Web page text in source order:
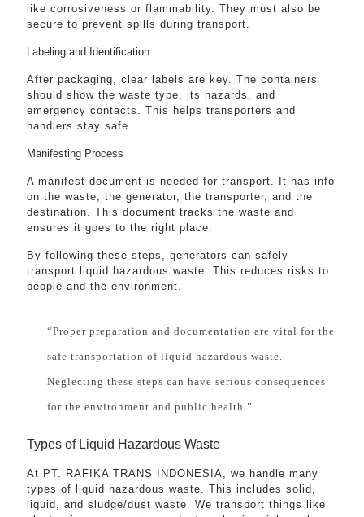
like corrosiveness or flammability. They must also be
secure to prevent spills during transport.
Labeling and Identification
After packaging, clear labels are key. The containers
should show the waste type, its hazards, and
emergency contacts. This helps transporters and
handlers stay safe.
Manifesting Process
A manifest document is needed for transport. It has info
on the waste, the generator, the transporter, and the
destination. This document tracks the waste and
ensures it goes to the right place.
By following these steps, generators can safely
transport liquid hazardous waste. This reduces risks to
people and the environment.
“Proper preparation and documentation are vital for the
safe transportation of liquid hazardous waste.
Neglecting these steps can have serious consequences
for the environment and public health.”
Types of Liquid Hazardous Waste
At PT. RAFIKA TRANS INDONESIA, we handle many
types of liquid hazardous waste. This includes solid,
liquid, and sludge/dust waste. We transport things like